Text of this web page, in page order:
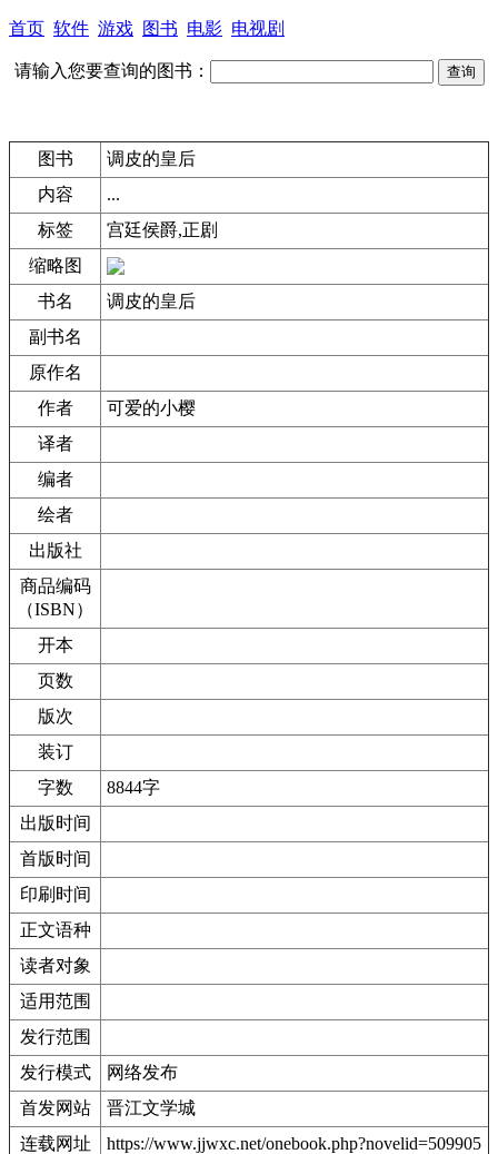
首页 软件 游戏 图书 电影 电视剧
请输入您要查询的图书：
图书
调皮的皇后
内容
...
标签
宫廷侯爵,正剧
缩略图
书名
调皮的皇后
副书名
原作名
作者
可爱的小樱
译者
编者
绘者
出版社
商品编码
（ISBN）
开本
页数
版次
装订
字数
8844字
出版时间
首版时间
印刷时间
正文语种
读者对象
适用范围
发行范围
发行模式
网络发布
首发网站
晋江文学城
连载网址
https://www.jjwxc.net/onebook.php?novelid=509905